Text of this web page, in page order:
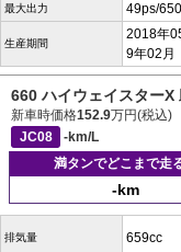
最大出力 49ps/
生産期間
2018年
9年02月
660 ハイウェイスターX
新車時価格152.9万円(税込)
JC08
-km/L
満タンでどこまで走
-km
排気量 659cc